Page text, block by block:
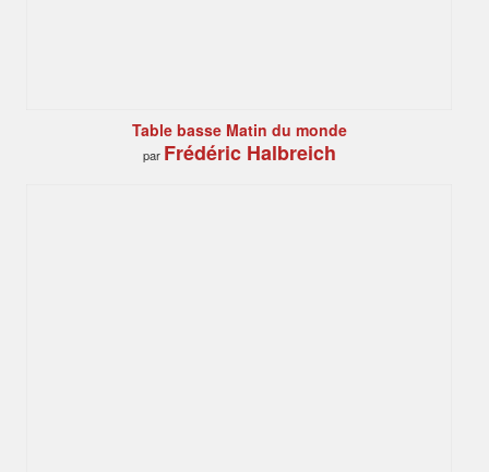
Table basse Matin du monde
par Frédéric Halbreich